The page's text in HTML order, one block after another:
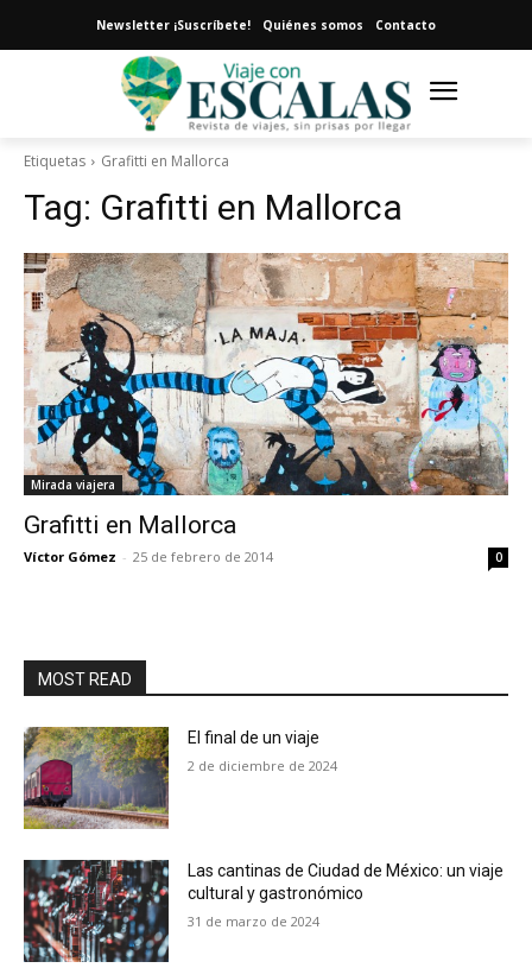
Newsletter ¡Suscríbete! Quiénes somos Contacto
Etiquetas Grafitti en Mallorca
Tag: Grafitti en Mallorca
Mirada viajera
Grafitti en Mallorca
Víctor Gómez - 25 de febrero de 2014 0
MOST READ
El final de un viaje
2 de diciembre de 2024
Las cantinas de Ciudad de México: un viaje
cultural y gastronómico
31 de marzo de 2024